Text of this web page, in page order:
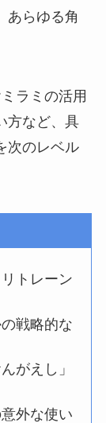
あらゆる角
ラミの活用
方など、具
次のレベル
トレーン
戦略的な
がえし」
外な使い